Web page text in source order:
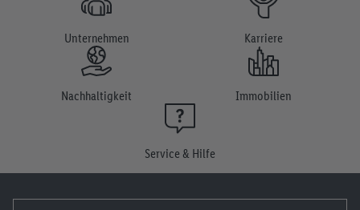
Unternehmen Karriere
Nachhaltigkeit Immobilien
Service & Hilfe